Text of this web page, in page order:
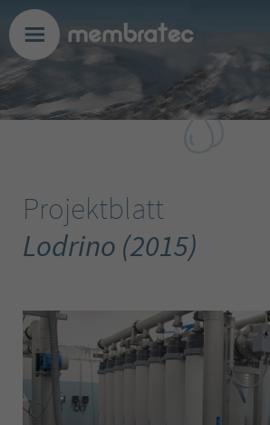
Projektblatt
Lodrino (2015)